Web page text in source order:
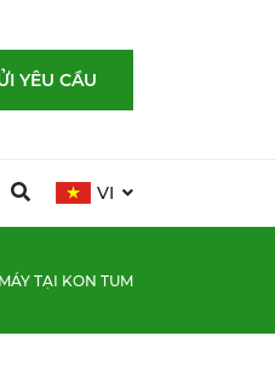
VI
YÊU CẦU
TẠI KON TUM